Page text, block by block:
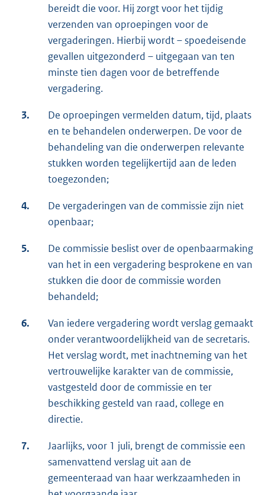
bereidt die voor. Hij zorgt voor het tijdig
verzenden van oproepingen voor de
vergaderingen. Hierbij wordt – spoedeisende
gevallen uitgezonderd – uitgegaan van ten
minste tien dagen voor de betreffende
vergadering.
3.
De oproepingen vermelden datum, tijd, plaats
en te behandelen onderwerpen. De voor de
behandeling van die onderwerpen relevante
stukken worden tegelijkertijd aan de leden
toegezonden;
4.
De vergaderingen van de commissie zijn niet
openbaar;
5.
De commissie beslist over de openbaarmaking
van het in een vergadering besprokene en van
stukken die door de commissie worden
behandeld;
6.
Van iedere vergadering wordt verslag gemaakt
onder verantwoordelijkheid van de secretaris.
Het verslag wordt, met inachtneming van het
vertrouwelijke karakter van de commissie,
vastgesteld door de commissie en ter
beschikking gesteld van raad, college en
directie.
7.
Jaarlijks, voor 1 juli, brengt de commissie een
samenvattend verslag uit aan de
gemeenteraad van haar werkzaamheden in